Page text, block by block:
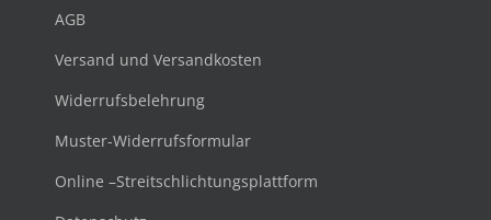
AGB
Versand und Versandkosten
Widerrufsbelehrung
Muster-Widerrufsformular
Online –Streitschlichtungsplattform